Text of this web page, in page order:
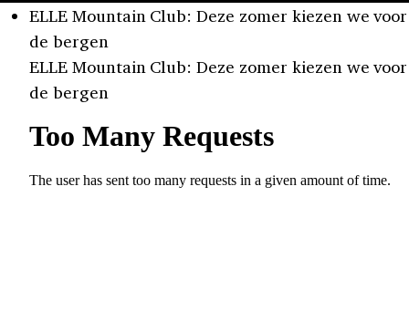
ELLE Mountain Club: Deze zomer kiezen we voor
de bergen
ELLE Mountain Club: Deze zomer kiezen we voor
de bergen